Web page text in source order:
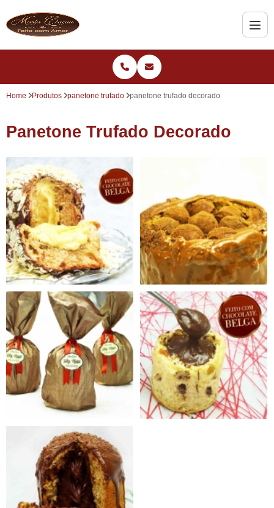
Home Produtos panetone trufado panetone trufado decorado
Panetone Trufado Decorado